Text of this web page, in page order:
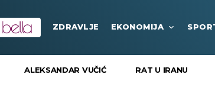
ZDRAVLJE EKONOMIJA
ALEKSANDAR VUČIĆ RAT U IRANU